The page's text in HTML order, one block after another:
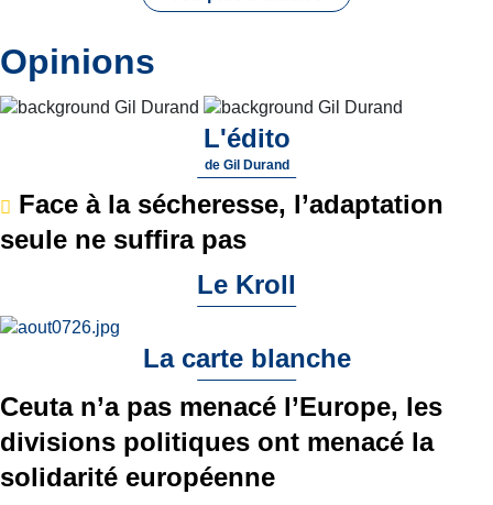
Opinions
L'édito
de Gil Durand
Face à la sécheresse, l’adaptation
seule ne suffira pas
Le Kroll
La carte blanche
Ceuta n’a pas menacé l’Europe, les
divisions politiques ont menacé la
solidarité européenne